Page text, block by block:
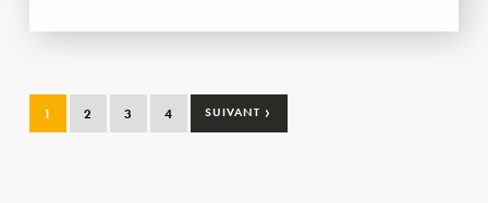
1 2 3 4 SUIVANT ›